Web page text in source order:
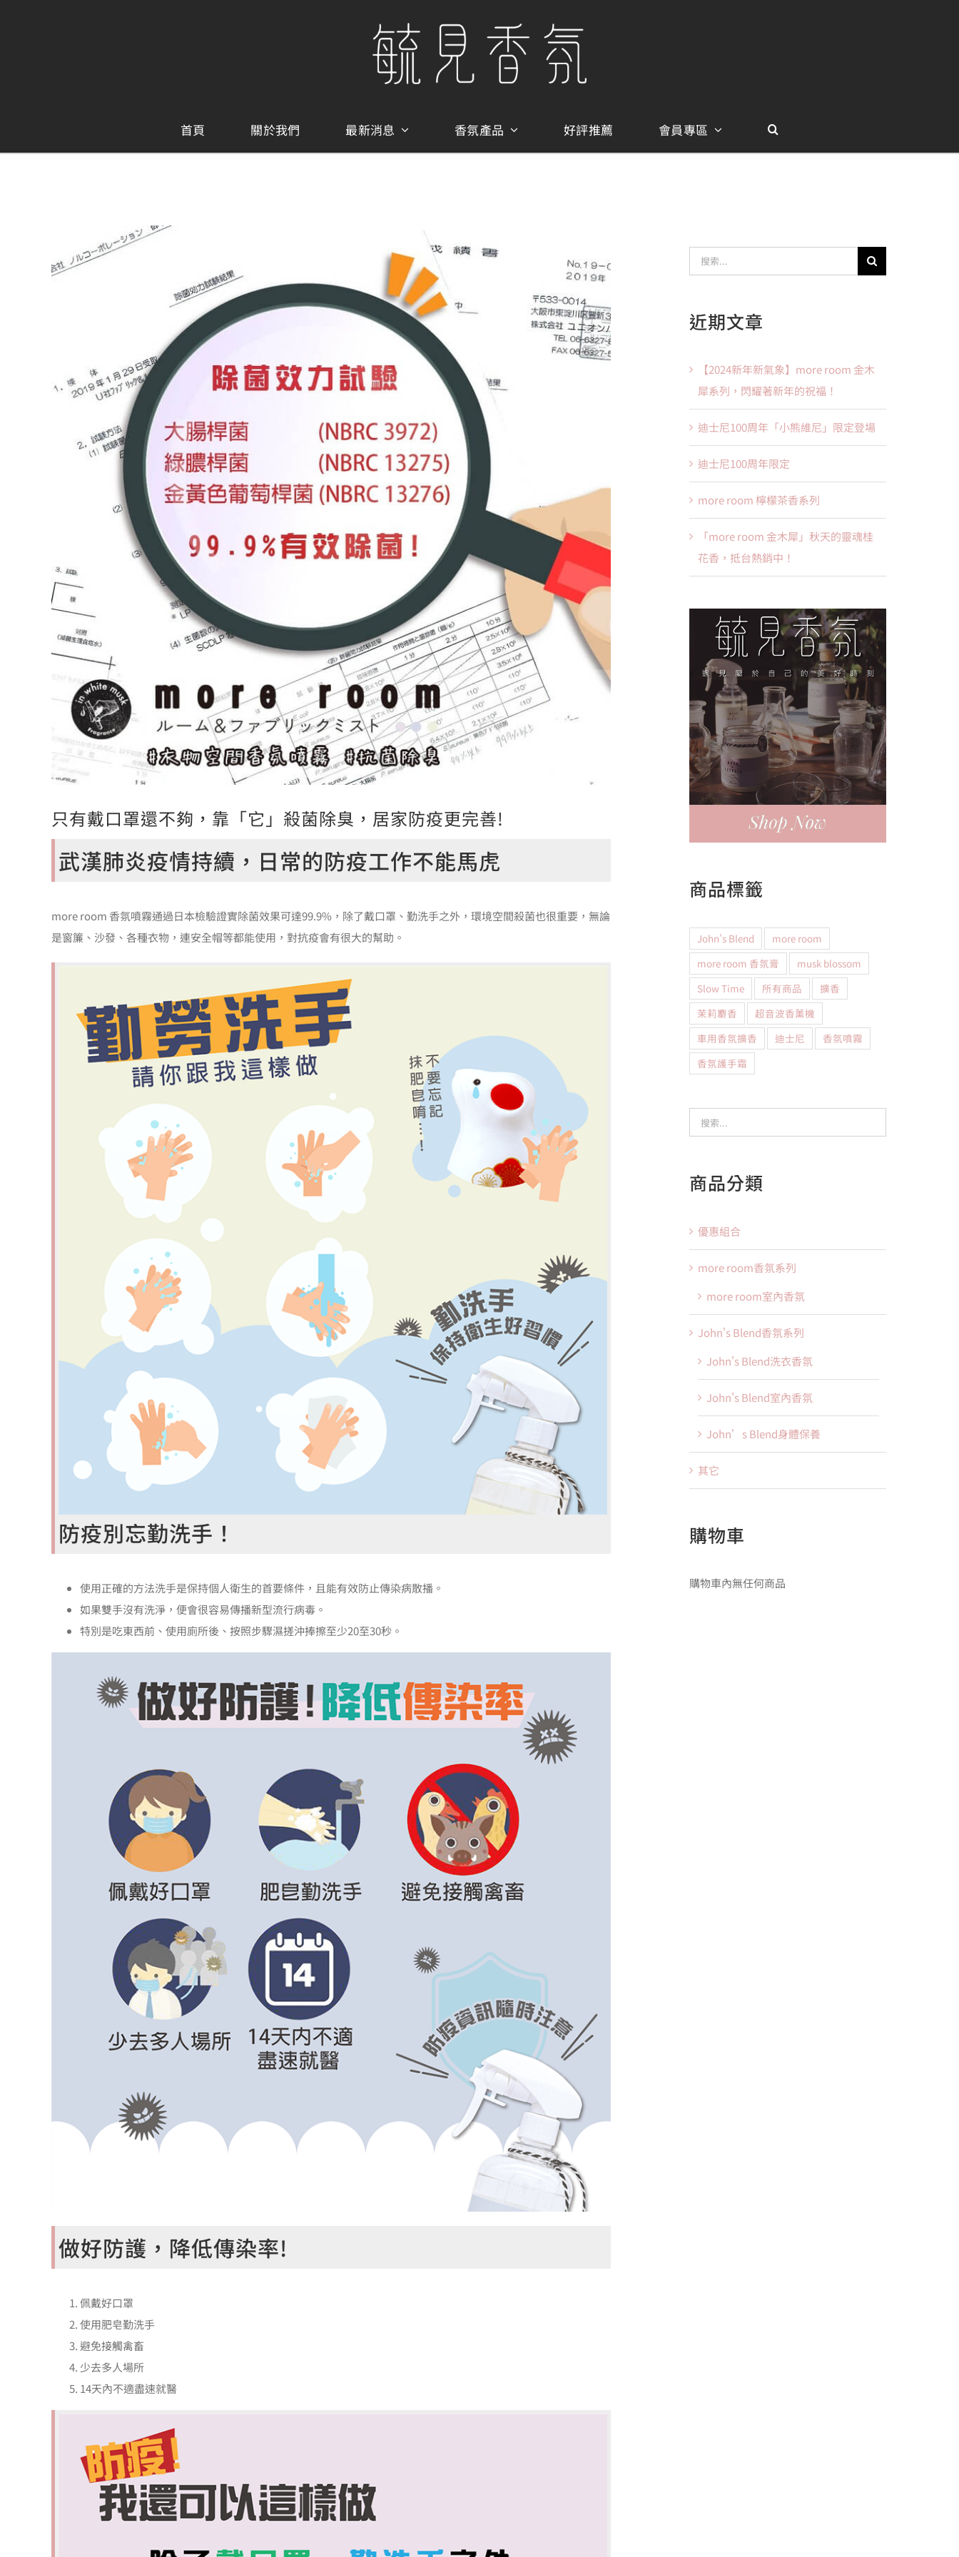
首頁 關於我們 最新消息 香氛產品 好評推薦 會員專區
只有戴口罩還不夠，靠「它」殺菌除臭，居家防疫更完善!
武漢肺炎疫情持續，日常的防疫工作不能馬虎
more room 香氛噴霧通過日本檢驗證實除菌效果可達99.9%，除了戴口罩、勤洗手之外，環境空間殺菌也很重要，無論
是窗簾、沙發、各種衣物，連安全帽等都能使用，對抗疫會有很大的幫助。
防疫別忘勤洗手！
使用正確的方法洗手是保持個人衛生的首要條件，且能有效防止傳染病散播。
如果雙手沒有洗淨，便會很容易傳播新型流行病毒。
特別是吃東西前、使用廁所後、按照步驟濕搓沖捧擦至少20至30秒。
做好防護，降低傳染率!
佩戴好口罩
使用肥皂勤洗手
避免接觸禽畜
少去多人場所
14天內不適盡速就醫
索
果：
近期文章
【2024新年新氣象】more room 金木
犀系列，閃耀著新年的祝福！
迪士尼100周年「小熊維尼」限定登場
迪士尼100周年限定
more room 檸檬茶香系列
「more room 金木犀」秋天的靈魂桂
花香，抵台熱銷中！
商品標籤
John's Blend
more room
more room 香氛膏
musk blossom
Slow Time
所有商品
擴香
茉莉麝香
超音波香薰機
車用香氛擴香
迪士尼
香氛噴霧
香氛護手霜
商品分類
優惠組合
more room香氛系列
more room室內香氛
John's Blend香氛系列
John's Blend洗衣香氛
John's Blend室內香氛
John’s Blend身體保養
其它
購物車
購物車內無任何商品